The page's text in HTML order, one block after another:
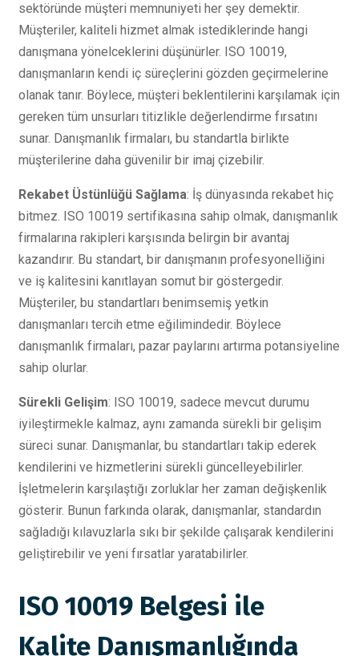
sektöründe müşteri memnuniyeti her şey demektir.
Müşteriler, kaliteli hizmet almak istediklerinde hangi
danışmana yönelceklerini düşünürler. ISO 10019,
danışmanların kendi iç süreçlerini gözden geçirmelerine
olanak tanır. Böylece, müşteri beklentilerini karşılamak için
gereken tüm unsurları titizlikle değerlendirme fırsatını
sunar. Danışmanlık firmaları, bu standartla birlikte
müşterilerine daha güvenilir bir imaj çizebilir.
Rekabet Üstünlüğü Sağlama: İş dünyasında rekabet hiç
bitmez. ISO 10019 sertifikasına sahip olmak, danışmanlık
firmalarına rakipleri karşısında belirgin bir avantaj
kazandırır. Bu standart, bir danışmanın profesyonelliğini
ve iş kalitesini kanıtlayan somut bir göstergedir.
Müşteriler, bu standartları benimsemiş yetkin
danışmanları tercih etme eğilimindedir. Böylece
danışmanlık firmaları, pazar paylarını artırma potansiyeline
sahip olurlar.
Sürekli Gelişim: ISO 10019, sadece mevcut durumu
iyileştirmekle kalmaz, aynı zamanda sürekli bir gelişim
süreci sunar. Danışmanlar, bu standartları takip ederek
kendilerini ve hizmetlerini sürekli güncelleyebilirler.
İşletmelerin karşılaştığı zorluklar her zaman değişkenlik
gösterir. Bunun farkında olarak, danışmanlar, standardın
sağladığı kılavuzlarla sıkı bir şekilde çalışarak kendilerini
geliştirebilir ve yeni fırsatlar yaratabilirler.
ISO 10019 Belgesi ile
Kalite Danışmanlığında